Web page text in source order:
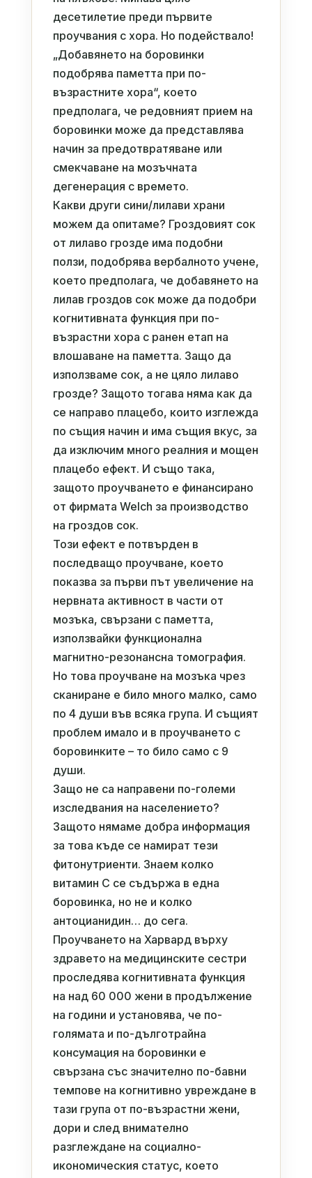
десетилетие преди първите
проучвания с хора. Но подействало!
„Добавянето на боровинки
подобрява паметта при по-
възрастните хора“, което
предполага, че редовният прием на
боровинки може да представлява
начин за предотвратяване или
смекчаване на мозъчната
дегенерация с времето.
Какви други сини/лилави храни
можем да опитаме? Гроздовият сок
от лилаво грозде има подобни
ползи, подобрява вербалното учене,
което предполага, че добавянето на
лилав гроздов сок може да подобри
когнитивната функция при по-
възрастни хора с ранен етап на
влошаване на паметта. Защо да
използваме сок, а не цяло лилаво
грозде? Защото тогава няма как да
се направо плацебо, които изглежда
по същия начин и има същия вкус, за
да изключим много реалния и мощен
плацебо ефект. И също така,
защото проучването е финансирано
от фирмата Welch за производство
на гроздов сок.
Този ефект е потвърден в
последващо проучване, което
показва за първи път увеличение на
нервната активност в части от
мозъка, свързани с паметта,
използвайки функционална
магнитно-резонансна томография.
Но това проучване на мозъка чрез
сканиране е било много малко, само
по 4 души във всяка група. И същият
проблем имало и в проучването с
боровинките – то било само с 9
души.
Защо не са направени по-големи
изследвания на населението?
Защото нямаме добра информация
за това къде се намират тези
фитонутриенти. Знаем колко
витамин С се съдържа в една
боровинка, но не и колко
антоцианидин… до сега.
Проучването на Харвард върху
здравето на медицинските сестри
проследява когнитивната функция
на над 60 000 жени в продължение
на години и установява, че по-
голямата и по-дълготрайна
консумация на боровинки е
свързана със значително по-бавни
темпове на когнитивно увреждане в
тази група от по-възрастни жени,
дори и след внимателно
разглеждане на социално-
икономическия статус, което